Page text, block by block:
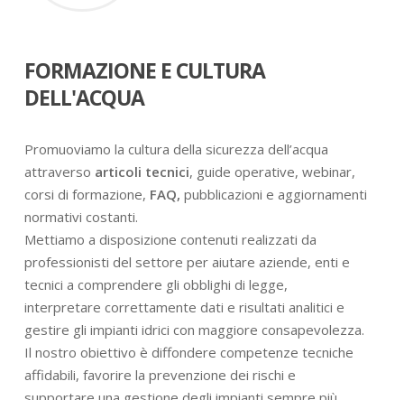
FORMAZIONE E CULTURA
DELL'ACQUA
Promuoviamo la cultura della sicurezza dell’acqua
attraverso articoli tecnici, guide operative, webinar,
corsi di formazione, FAQ, pubblicazioni e aggiornamenti
normativi costanti.
Mettiamo a disposizione contenuti realizzati da
professionisti del settore per aiutare aziende, enti e
tecnici a comprendere gli obblighi di legge,
interpretare correttamente dati e risultati analitici e
gestire gli impianti idrici con maggiore consapevolezza.
Il nostro obiettivo è diffondere competenze tecniche
affidabili, favorire la prevenzione dei rischi e